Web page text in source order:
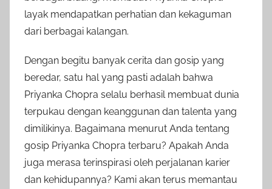
layak mendapatkan perhatian dan kekaguman
dari berbagai kalangan.
Dengan begitu banyak cerita dan gosip yang
beredar, satu hal yang pasti adalah bahwa
Priyanka Chopra selalu berhasil membuat dunia
terpukau dengan keanggunan dan talenta yang
dimilikinya. Bagaimana menurut Anda tentang
gosip Priyanka Chopra terbaru? Apakah Anda
juga merasa terinspirasi oleh perjalanan karier
dan kehidupannya? Kami akan terus memantau